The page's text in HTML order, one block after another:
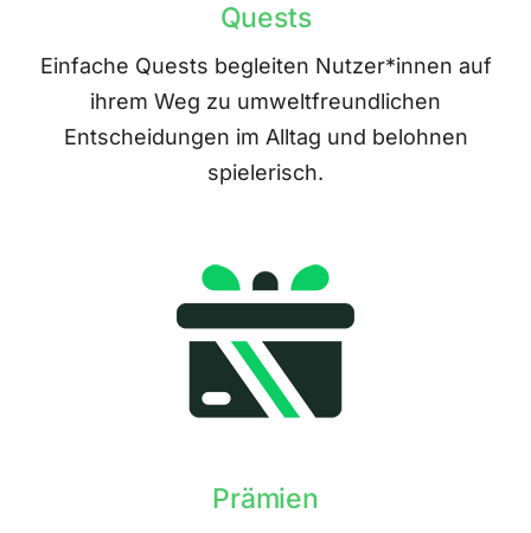
Quests
Einfache Quests begleiten Nutzer*innen auf
ihrem Weg zu umweltfreundlichen
Entscheidungen im Alltag und belohnen
spielerisch.
Prämien